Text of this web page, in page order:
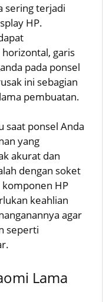
sering terjadi
HP.
garis
pada ponsel
ini sebagian
pembuatan.
saat ponsel Anda
yang
akurat dan
dengan soket
HP
keahlian
agar
seperti
Lama